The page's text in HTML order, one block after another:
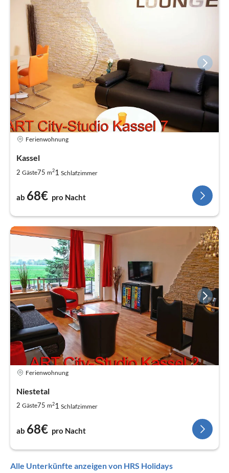
Ferienwohnung
Kassel
2 Gäste75 m21 Schlafzimmer
ab 68€ pro Nacht
Ferienwohnung
Niestetal
2 Gäste75 m21 Schlafzimmer
ab 68€ pro Nacht
Alle Unterkünfte anzeigen von HRS Holidays